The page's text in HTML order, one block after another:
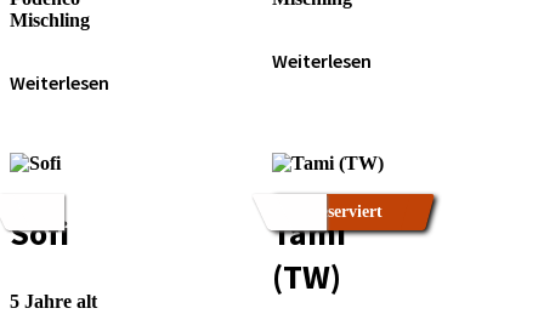
Misch­ling
Wei­ter­le­sen
Wei­ter­le­sen
Sofi
5 Jah­re alt
Reser­viert
Tami
(TW)